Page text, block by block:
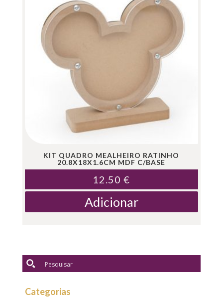
KIT QUADRO MEALHEIRO RATINHO
20.8X18X1.6CM MDF C/BASE
12.50€
Adicionar
Categorias